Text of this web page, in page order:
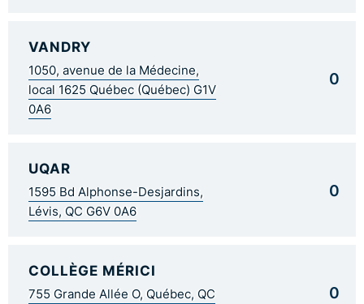
VANDRY
1050, avenue de la Médecine,
local 1625 Québec (Québec) G1V
0A6
0
UQAR
1595 Bd Alphonse-Desjardins,
Lévis, QC G6V 0A6
0
COLLÈGE MÉRICI
755 Grande Allée O, Québec, QC
0